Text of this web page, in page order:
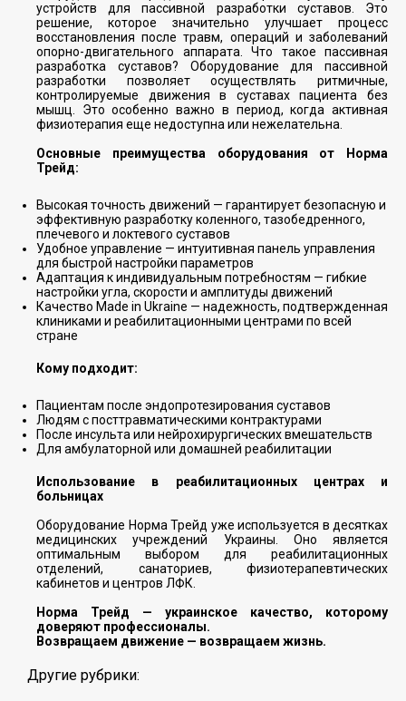
устройств для пассивной разработки суставов. Это
решение, которое значительно улучшает процесс
восстановления после травм, операций и заболеваний
опорно-двигательного аппарата. Что такое пассивная
разработка суставов? Оборудование для пассивной
разработки позволяет осуществлять ритмичные,
контролируемые движения в суставах пациента без
мышц. Это особенно важно в период, когда активная
физиотерапия еще недоступна или нежелательна.
Основные преимущества оборудования от Норма
Трейд:
Высокая точность движений — гарантирует безопасную и
эффективную разработку коленного, тазобедренного,
плечевого и локтевого суставов
Удобное управление — интуитивная панель управления
для быстрой настройки параметров
Адаптация к индивидуальным потребностям — гибкие
настройки угла, скорости и амплитуды движений
Качество Made in Ukraine — надежность, подтвержденная
клиниками и реабилитационными центрами по всей
стране
Кому подходит:
Пациентам после эндопротезирования суставов
Людям с посттравматическими контрактурами
После инсульта или нейрохирургических вмешательств
Для амбулаторной или домашней реабилитации
Использование в реабилитационных центрах и
больницах
Оборудование Норма Трейд уже используется в десятках
медицинских учреждений Украины. Оно является
оптимальным выбором для реабилитационных
отделений, санаториев, физиотерапевтических
кабинетов и центров ЛФК.
Норма Трейд — украинское качество, которому
доверяют профессионалы.
Возвращаем движение — возвращаем жизнь.
Другие рубрики: